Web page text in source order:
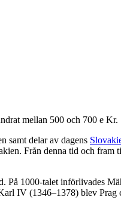
mellan 500 och 700 e Kr.
samt delar av dagens
Från denna tid och
1000-talet införlivades
IV (1346–1378) blev